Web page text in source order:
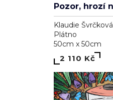
Klaudie Švrčková
Plátno
50cm x 50cm
2 110 Kč